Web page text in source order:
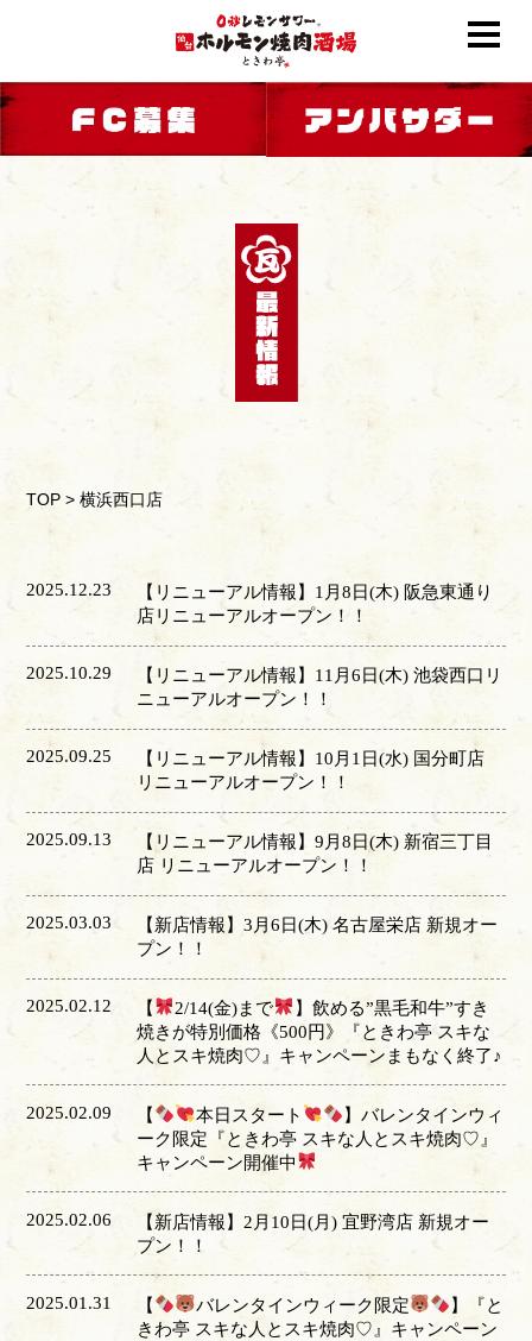
TOP >横浜西口店
2025.12.23
【リニューアル情報】1月8日(木) 阪急東通り
店リニューアルオープン！！
2025.10.29
【リニューアル情報】11月6日(木) 池袋西口リ
ニューアルオープン！！
2025.09.25
【リニューアル情報】10月1日(水) 国分町店
リニューアルオープン！！
2025.09.13
【リニューアル情報】9月8日(木) 新宿三丁目
店 リニューアルオープン！！
2025.03.03
【新店情報】3月6日(木) 名古屋栄店 新規オー
プン！！
2025.02.12 【 2/14(金)まで
】飲める”黒毛和牛”すき
焼きが特別価格《500円》『ときわ亭 スキな
人とスキ焼肉♡』キャンペーンまもなく終了♪
2025.02.09 【 本日スタート
】バレンタインウィ
ーク限定『ときわ亭 スキな人とスキ焼肉♡』
キャンペーン開催中
2025.02.06
【新店情報】2月10日(月) 宜野湾店 新規オー
プン！！
2025.01.31 【 バレンタインウィーク限定
】『と
きわ亭 スキな人とスキ焼肉♡』キャンペーン